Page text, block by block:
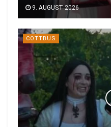
9. AUGUST 2026
COTTBUS